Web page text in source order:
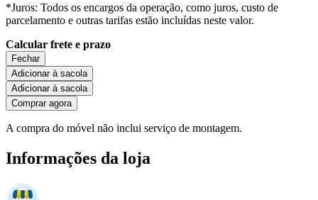
*Juros: Todos os encargos da operação, como juros, custo de
parcelamento e outras tarifas estão incluídas neste valor.
Calcular frete e prazo
Fechar
Adicionar à sacola
Adicionar à sacola
Comprar agora
A compra do móvel não inclui serviço de montagem.
Informações da loja